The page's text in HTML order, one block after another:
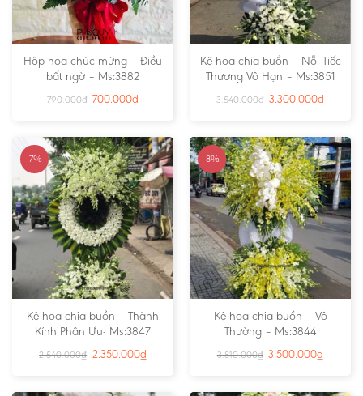
Hộp hoa chúc mừng – Điều
bất ngờ – Ms:3882
790.000₫ 700.000₫
Kệ hoa chia buồn – Nỗi Tiếc
Thương Vô Hạn – Ms:3851
3.540.000₫ 3.300.000₫
-7%
Kệ hoa chia buồn – Thành
Kính Phân Ưu- Ms:3847
2.540.000₫ 2.350.000₫
-8%
Kệ hoa chia buồn – Vô
Thường – Ms:3844
3.810.000₫ 3.500.000₫